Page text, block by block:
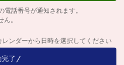
話番号が通知されます。
ん。
レンダーから日時を選択してください
了